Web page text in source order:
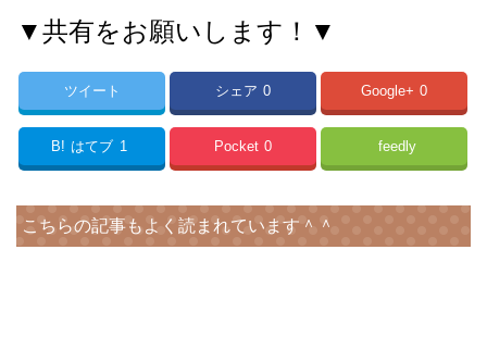
▼共有をお願いします！▼
ツイート シェア 0 Google+ 0
B! はてブ 1 Pocket 0 feedly
こちらの記事もよく読まれています＾＾